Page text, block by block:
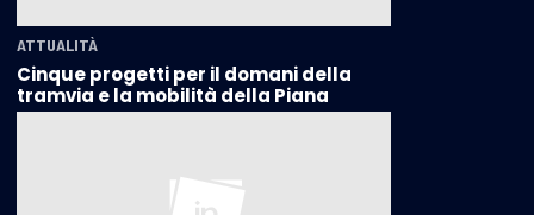
ATTUALITÀ
Cinque progetti per il domani della
tramvia e la mobilità della Piana